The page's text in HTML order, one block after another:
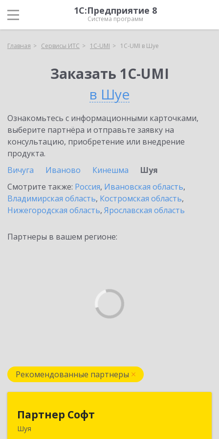
1С:Предприятие 8
Система программ
Главная Сервисы ИТС 1C-UMI 1C-UMI в Шуе
Заказать 1C-UMI
в Шуе
Ознакомьтесь с информационными карточками,
выберите партнёра и отправьте заявку на
консультацию, приобретение или внедрение
продукта.
Вичуга
Иваново Кинешма
Шуя
Смотрите также: Россия, Ивановская область,
Владимирская область, Костромская область,
Нижегородская область, Ярославская область
Партнеры в вашем регионе:
Рекомендованные партнеры
Партнер Софт
Шуя155900, Ивановская обл, Шуйский р-н, Шуя г,